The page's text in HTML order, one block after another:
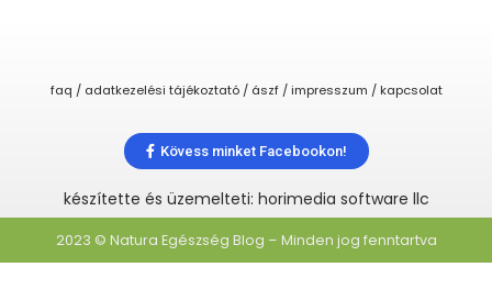
faq / adatkezelési tájékoztató / ászf / impresszum / kapcsolat
Kövess minket Facebookon!
készítette és üzemelteti: horimedia software llc
2023 © Natura Egészség Blog – Minden jog fenntartva